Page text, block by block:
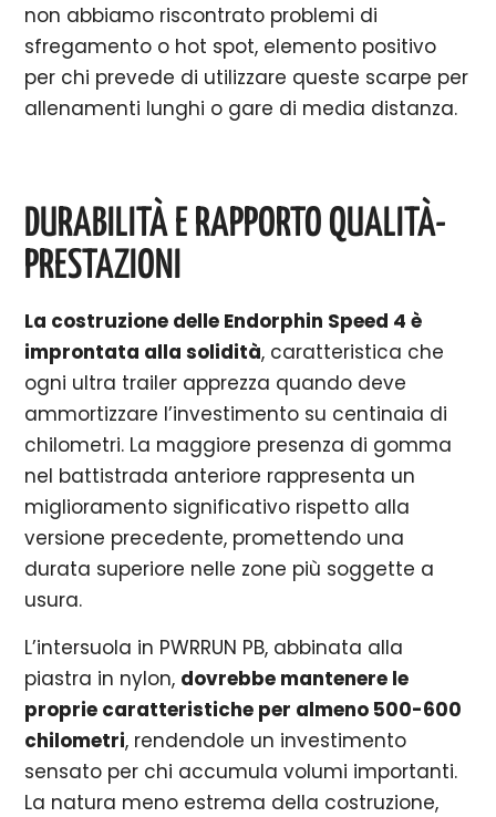
non abbiamo riscontrato problemi di
sfregamento o hot spot, elemento positivo
per chi prevede di utilizzare queste scarpe per
allenamenti lunghi o gare di media distanza.
DURABILITÀ E RAPPORTO QUALITÀ-
PRESTAZIONI
La costruzione delle Endorphin Speed 4 è
improntata alla solidità, caratteristica che
ogni ultra trailer apprezza quando deve
ammortizzare l’investimento su centinaia di
chilometri. La maggiore presenza di gomma
nel battistrada anteriore rappresenta un
miglioramento significativo rispetto alla
versione precedente, promettendo una
durata superiore nelle zone più soggette a
usura.
L’intersuola in PWRRUN PB, abbinata alla
piastra in nylon, dovrebbe mantenere le
proprie caratteristiche per almeno 500-600
chilometri, rendendole un investimento
sensato per chi accumula volumi importanti.
La natura meno estrema della costruzione,